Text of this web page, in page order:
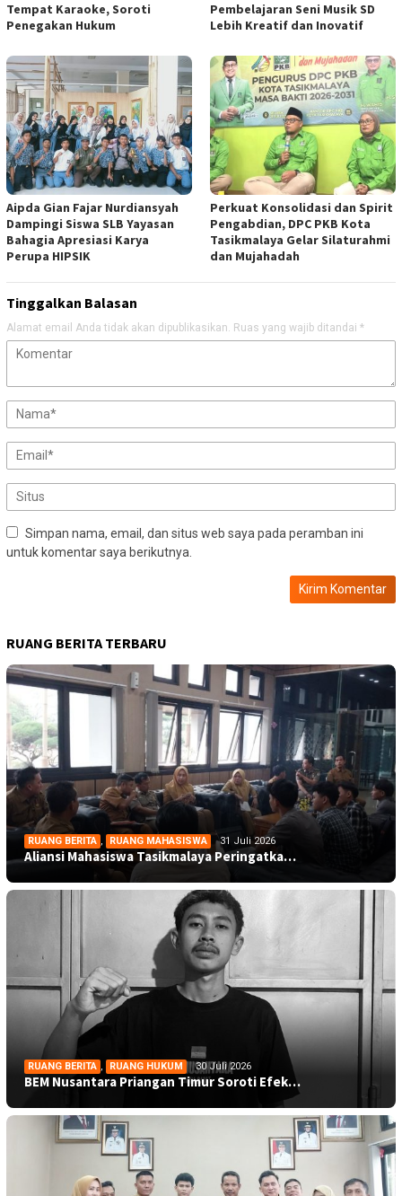
Tempat Karaoke, Soroti
Penegakan Hukum
Pembelajaran Seni Musik SD
Lebih Kreatif dan Inovatif
Aipda Gian Fajar Nurdiansyah
Dampingi Siswa SLB Yayasan
Bahagia Apresiasi Karya
Perupa HIPSIK
Perkuat Konsolidasi dan Spirit
Pengabdian, DPC PKB Kota
Tasikmalaya Gelar Silaturahmi
dan Mujahadah
Tinggalkan Balasan
Alamat email Anda tidak akan dipublikasikan. Ruas yang wajib ditandai *
Simpan nama, email, dan situs web saya pada peramban ini
untuk komentar saya berikutnya.
RUANG BERITA TERBARU
RUANG BERITA , RUANG MAHASISWA 31 Juli 2026
Aliansi Mahasiswa Tasikmalaya Peringatka…
RUANG BERITA , RUANG HUKUM 30 Juli 2026
BEM Nusantara Priangan Timur Soroti Efek…